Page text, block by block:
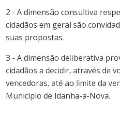
2 - A dimensão consultiva
cidadãos em geral são
suas propostas.
3 - A dimensão deliberativa
cidadãos a decidir, através de
vencedoras, até ao limite da
Município de Idanha-a-Nova.